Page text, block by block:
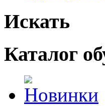
Искать
Каталог